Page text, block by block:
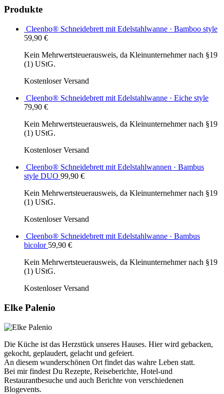
Produkte
Cleenbo® Schneidebrett mit Edelstahlwanne · Bamboo style
59,90 €
Kein Mehrwertsteuerausweis, da Kleinunternehmer nach §19
(1) UStG.
Kostenloser Versand
Cleenbo® Schneidebrett mit Edelstahlwanne · Eiche style
79,90 €
Kein Mehrwertsteuerausweis, da Kleinunternehmer nach §19
(1) UStG.
Kostenloser Versand
Cleenbo® Schneidebrett mit Edelstahlwannen · Bambus
style DUO 99,90 €
Kein Mehrwertsteuerausweis, da Kleinunternehmer nach §19
(1) UStG.
Kostenloser Versand
Cleenbo® Schneidebrett mit Edelstahlwanne · Bambus
bicolor 59,90 €
Kein Mehrwertsteuerausweis, da Kleinunternehmer nach §19
(1) UStG.
Kostenloser Versand
Elke Palenio
Die Küche ist das Herzstück unseres Hauses. Hier wird gebacken,
gekocht, geplaudert, gelacht und gefeiert.
An diesem wunderschönen Ort findet das wahre Leben statt.
Bei mir findest Du Rezepte, Reiseberichte, Hotel-und
Restaurantbesuche und auch Berichte von verschiedenen
Blogevents.